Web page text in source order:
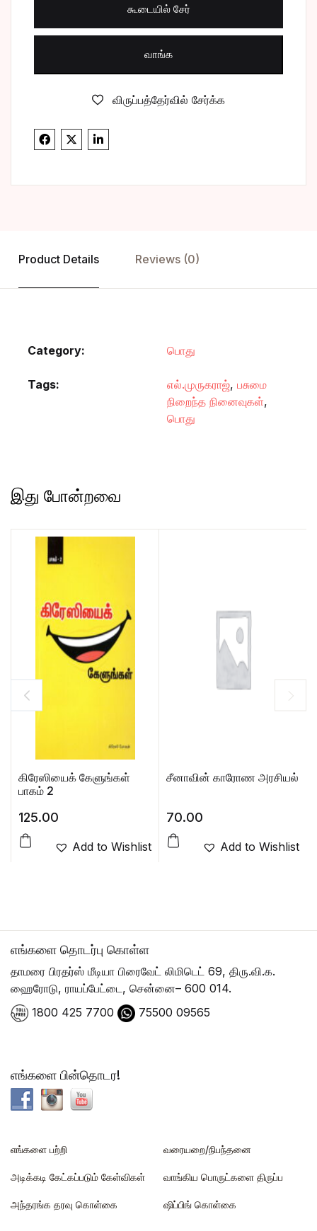
கூடையில் சேர்
வாங்க
விருப்பத்தேர்வில் சேர்க்க
Product Details Reviews (0)
Category: பொது
Tags: எல்.முருகராஜ், பசுமை
நிறைந்த நினைவுகள்,
பொது
இது போன்றவை
கிரேஸியைக் கேளுங்கள்
பாகம் 2
125.00
Add to Wishlist
சீனாவின் காரோண அரசியல்
70.00
Add to Wishlist
எங்களை தொடர்பு கொள்ள
தாமரை பிரதர்ஸ் மீடியா பிரைவேட் லிமிடெட் 69, திரு.வி.க.
ஹைரோடு, ராயப்பேட்டை, சென்னை– 600 014.
1800 425 7700
75500 09565
எங்களை பின்தொடர!
எங்களை பற்றி
அடிக்கடி கேட்கப்படும் கேள்விகள்
அந்தரங்க தரவு கொள்கை
வரையறை/நிபந்தனை
வாங்கிய பொருட்களை திருப்ப
ஷிப்பிங் கொள்கை